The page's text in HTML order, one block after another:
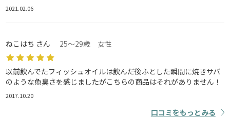
2021.02.06
ねこはち さん 25～29歳 女性
以前飲んでたフィッシュオイルは飲んだ後ふとした瞬間に焼きサバ
のような魚臭さを感じましたがこちらの商品はそれがありません！
2017.10.20
口コミをもっとみる